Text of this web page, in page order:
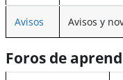
Avisos Avisos y
Foros de